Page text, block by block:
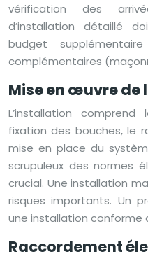
vérification des
d’installation détaillé
budget
complémentaires
Mise en œuvre de
L’installation
fixation des bouches, le
mise en place du
scrupuleux des normes
crucial. Une installation
risques importants. Un
une installation conforme
Raccordement